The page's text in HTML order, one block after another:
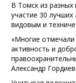
В Томск из
участие 30
видовым и
«Многие
активность и
Александр